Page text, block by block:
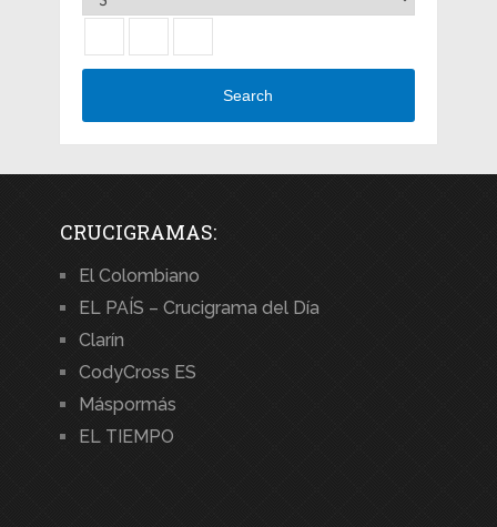
Search
CRUCIGRAMAS:
El Colombiano
EL PAÍS – Crucigrama del Día
Clarín
CodyCross ES
Máspormás
EL TIEMPO